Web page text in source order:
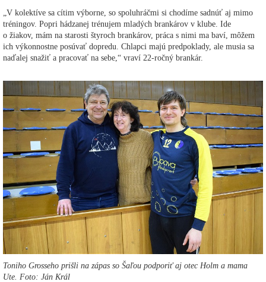
„V kolektíve sa cítim výborne, so spoluhráčmi si chodíme sadnúť aj mimo
tréningov. Popri hádzanej trénujem mladých brankárov v klube. Ide
o žiakov, mám na starosti štyroch brankárov, práca s nimi ma baví, môžem
ich výkonnostne posúvať dopredu. Chlapci majú predpoklady, ale musia sa
naďalej snažiť a pracovať na sebe,“ vraví 22-ročný brankár.
Toniho Grosseho prišli na zápas so Šaľou podporiť aj otec Holm a mama
Ute. Foto: Ján Král